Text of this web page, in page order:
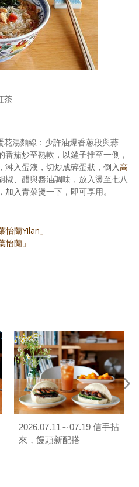
茶
花湯麵線：少許油爆香蔥段與蒜
番茄炒至熟軟，以鏟子推至一側，
淋入蛋液，切炒成碎蛋狀，倒入高
椒、醋與醬油調味，放入燙至七八
加入青菜燙一下，即可享用。
怡蘭Yilan」
怡蘭」
2026.07.11～07.19 信手拈
來，饅頭新配搭